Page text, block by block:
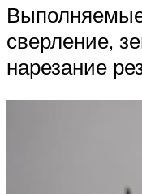
сверление,
нарезание